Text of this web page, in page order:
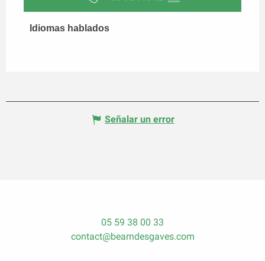
Idiomas hablados
Idiomas hablados
Señalar un error
05 59 38 00 33
contact@bearndesgaves.com